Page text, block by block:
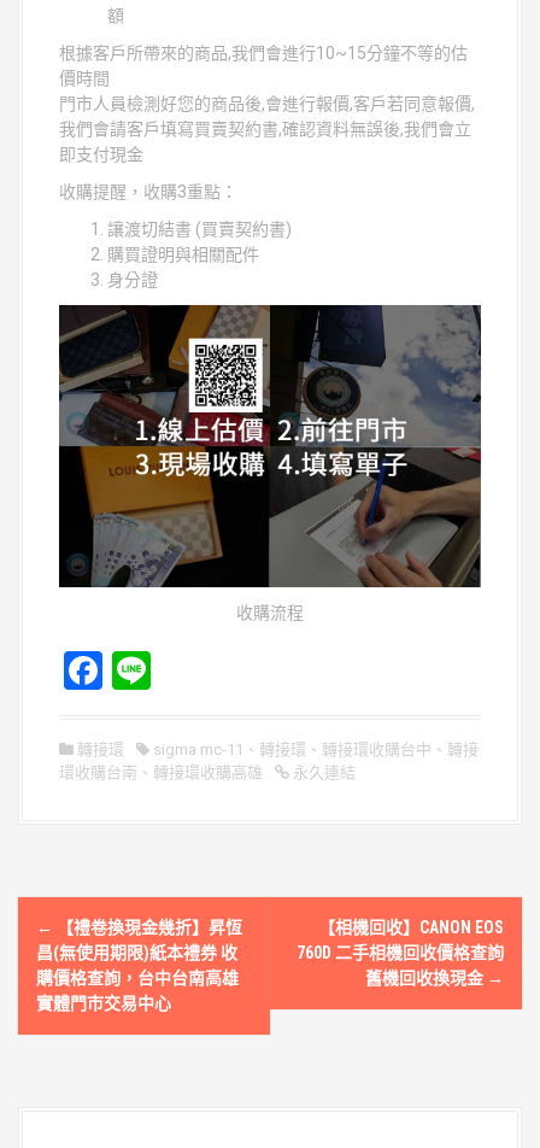
額
根據客戶所帶來的商品,我們會進行10~15分鐘不等的估
價時間
門市人員檢測好您的商品後,會進行報價,客戶若同意報價,
我們會請客戶填寫買賣契約書,確認資料無誤後,我們會立
即支付現金
收購提醒，收購3重點：
讓渡切結書 (買賣契約書)
購買證明與相關配件
身分證
收購流程
F
ce
b
k
e
轉接環 sigma mc-11 、 轉接環 、 轉接環收購台中 、 轉接
環收購台南 、 轉接環收購高雄 永久連結
文
章
導
←
【禮卷換現金幾折】昇恆
昌(無使用期限)紙本禮券 收
購價格查詢，台中台南高雄
實體門市交易中心
【相機回收】CANON EOS
760D 二手相機回收價格查詢
舊機回收換現金 →